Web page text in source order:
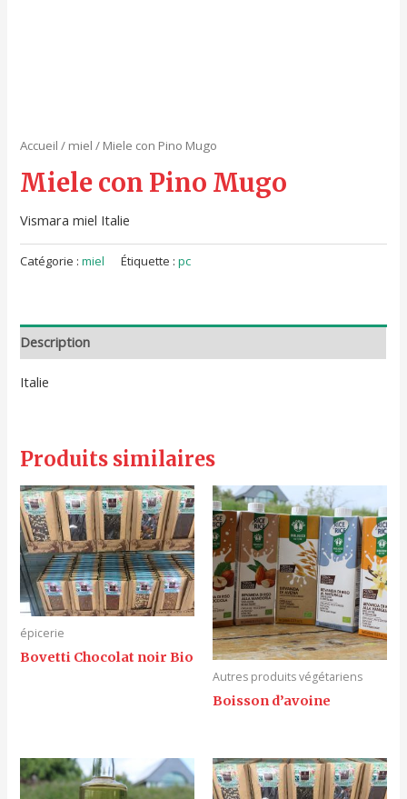
Accueil / miel / Miele con Pino Mugo
Miele con Pino Mugo
Vismara miel Italie
Catégorie :miel Étiquette :pc
Description
Italie
Produits similaires
épicerie
Bovetti Chocolat noir Bio
Autres produits végétariens
Boisson d’avoine